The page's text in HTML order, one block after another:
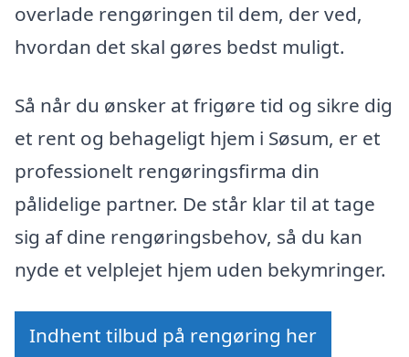
overlade rengøringen til dem, der ved,
hvordan det skal gøres bedst muligt.
Så når du ønsker at frigøre tid og sikre dig
et rent og behageligt hjem i Søsum, er et
professionelt rengøringsfirma din
pålidelige partner. De står klar til at tage
sig af dine rengøringsbehov, så du kan
nyde et velplejet hjem uden bekymringer.
Indhent tilbud på rengøring her